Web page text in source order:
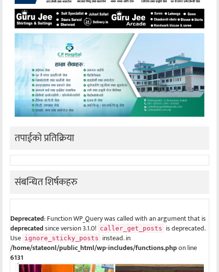
तपाईको प्रतिक्रिया
संबन्धित शिर्षकहरु
Deprecated: Function WP_Query was called with an argument that is
deprecatedsince version 3.1.0! caller_get_posts is deprecated.
Use ignore_sticky_posts instead. in
/home/stateonl/public_html/wp-includes/functions.phpon line
6131